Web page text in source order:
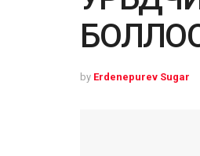
by Erdenepurev Sugar